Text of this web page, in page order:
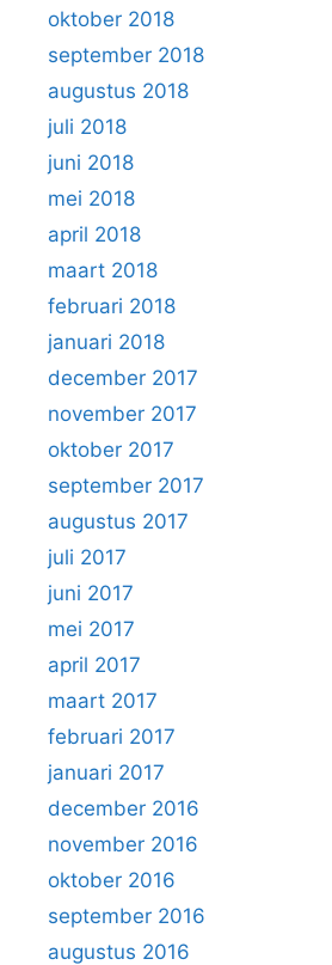
oktober 2018
september 2018
augustus 2018
juli 2018
juni 2018
mei 2018
april 2018
maart 2018
februari 2018
januari 2018
december 2017
november 2017
oktober 2017
september 2017
augustus 2017
juli 2017
juni 2017
mei 2017
april 2017
maart 2017
februari 2017
januari 2017
december 2016
november 2016
oktober 2016
september 2016
augustus 2016